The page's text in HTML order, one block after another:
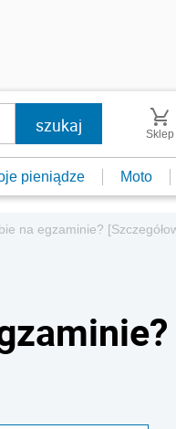
Sklep
pieniądze Moto
na egzaminie?